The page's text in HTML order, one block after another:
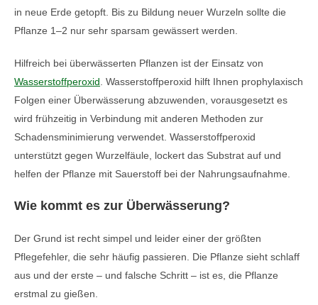
in neue Erde getopft. Bis zu Bildung neuer Wurzeln sollte die
Pflanze 1–2 nur sehr sparsam gewässert werden.
Hilfreich bei überwässerten Pflanzen ist der Einsatz von
Wasserstoffperoxid . Wasserstoffperoxid hilft Ihnen prophylaxisch
Folgen einer Überwässerung abzuwenden, vorausgesetzt es
wird frühzeitig in Verbindung mit anderen Methoden zur
Schadensminimierung verwendet. Wasserstoffperoxid
unterstützt gegen Wurzelfäule, lockert das Substrat auf und
helfen der Pflanze mit Sauerstoff bei der Nahrungsaufnahme.
Wie kommt es zur Überwässerung?
Der Grund ist recht simpel und leider einer der größten
Pflegefehler, die sehr häufig passieren. Die Pflanze sieht schlaff
aus und der erste – und falsche Schritt – ist es, die Pflanze
erstmal zu gießen.